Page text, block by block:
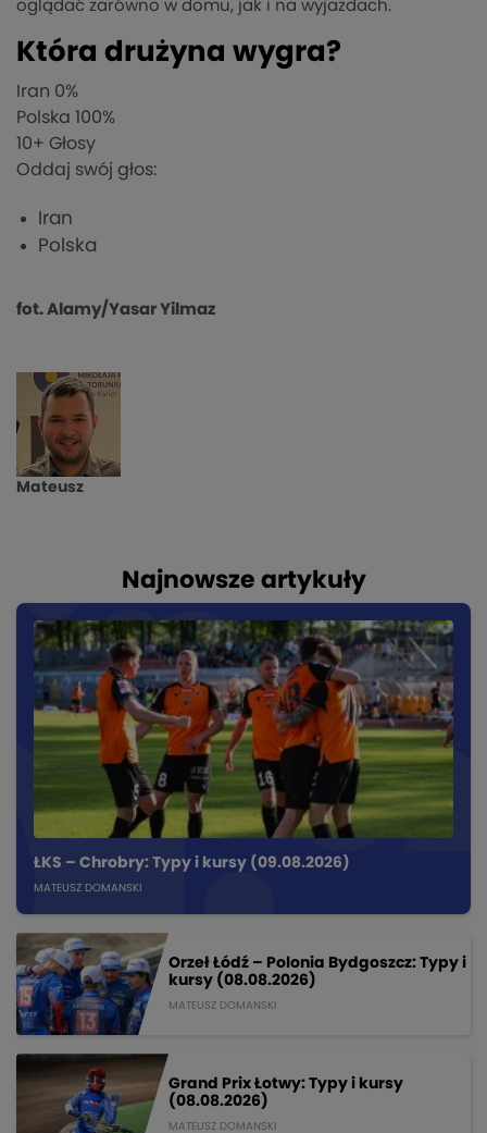
oglądać zarówno w domu, jak i na wyjazdach.
Która drużyna wygra?
Iran 0%
Polska 100%
10+ Głosy
Oddaj swój głos:
Iran
Polska
fot. Alamy/Yasar Yilmaz
Mateusz
Najnowsze artykuły
ŁKS – Chrobry: Typy i kursy (09.08.2026)
MATEUSZ DOMANSKI
Orzeł Łódź – Polonia Bydgoszcz: Typy i
kursy (08.08.2026)
MATEUSZ DOMANSKI
Grand Prix Łotwy: Typy i kursy
(08.08.2026)
MATEUSZ DOMANSKI